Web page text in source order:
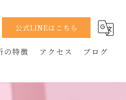
公式LINEはこちら
の特徴 アクセス ブログ
コラム